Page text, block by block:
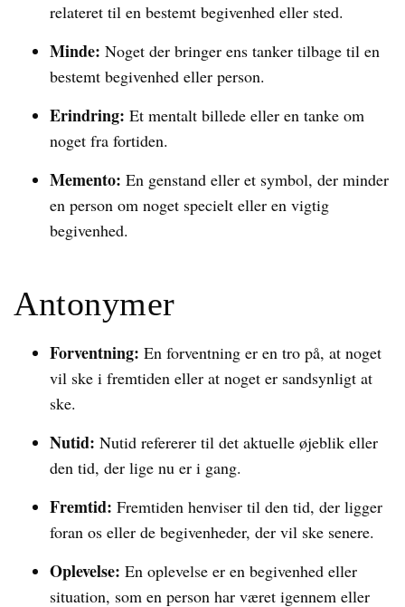
relateret til en bestemt begivenhed eller sted.
Minde: Noget der bringer ens tanker tilbage til en
bestemt begivenhed eller person.
Erindring: Et mentalt billede eller en tanke om
noget fra fortiden.
Memento: En genstand eller et symbol, der minder
en person om noget specielt eller en vigtig
begivenhed.
Antonymer
Forventning: En forventning er en tro på, at noget
vil ske i fremtiden eller at noget er sandsynligt at
ske.
Nutid: Nutid refererer til det aktuelle øjeblik eller
den tid, der lige nu er i gang.
Fremtid: Fremtiden henviser til den tid, der ligger
foran os eller de begivenheder, der vil ske senere.
Oplevelse: En oplevelse er en begivenhed eller
situation, som en person har været igennem eller